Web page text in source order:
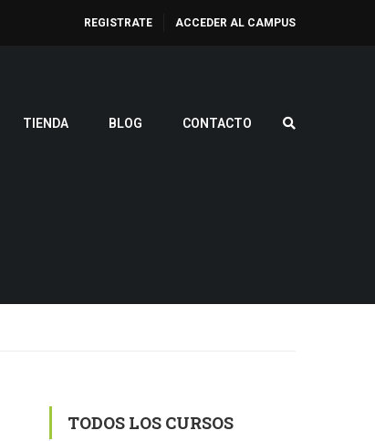
REGISTRATE ACCEDER AL CAMPUS
TIENDA BLOG CONTACTO
TODOS LOS CURSOS